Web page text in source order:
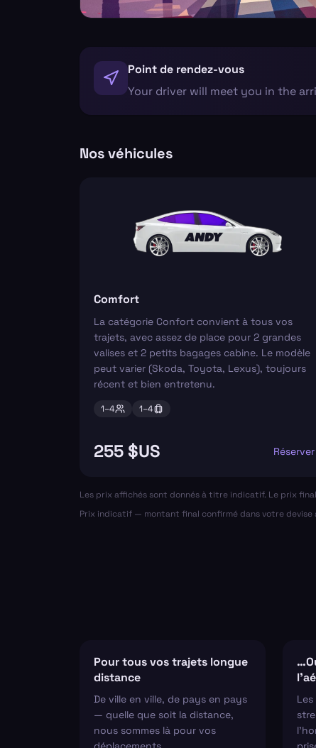
Point de rendez-vous
Your driver will meet you in the
Nos véhicules
Comfort
La catégorie Confort convient à tous vos
trajets, avec assez de place pour 2 grandes
valises et 2 petits bagages cabine. Le modèle
peut varier (Skoda, Toyota, Lexus), toujours
récent et bien entretenu.
1–4 1–4
255 $US Réserver
Les prix affichés sont donnés à titre indicatif. Le prix
Prix indicatif — montant final confirmé dans votre devise
Pour tous vos trajets longue
distance
De ville en ville, de pays en pays
— quelle que soit la distance,
nous sommes là pour vos